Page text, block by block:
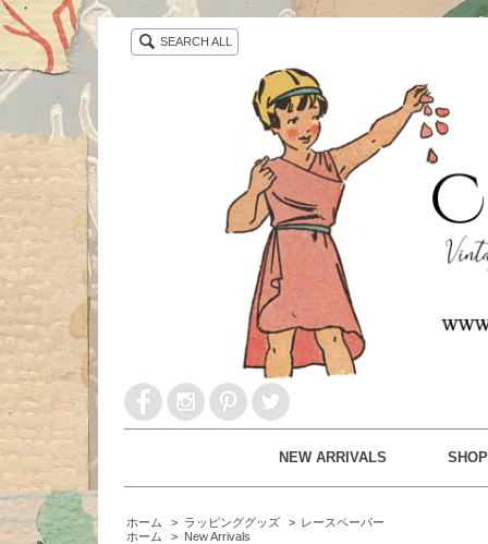
・ ・
SEARCH ALL
NEW ARRIVALS SHOP
ホーム > ラッピンググッズ > レースペーパー
ホーム
> New Arrivals